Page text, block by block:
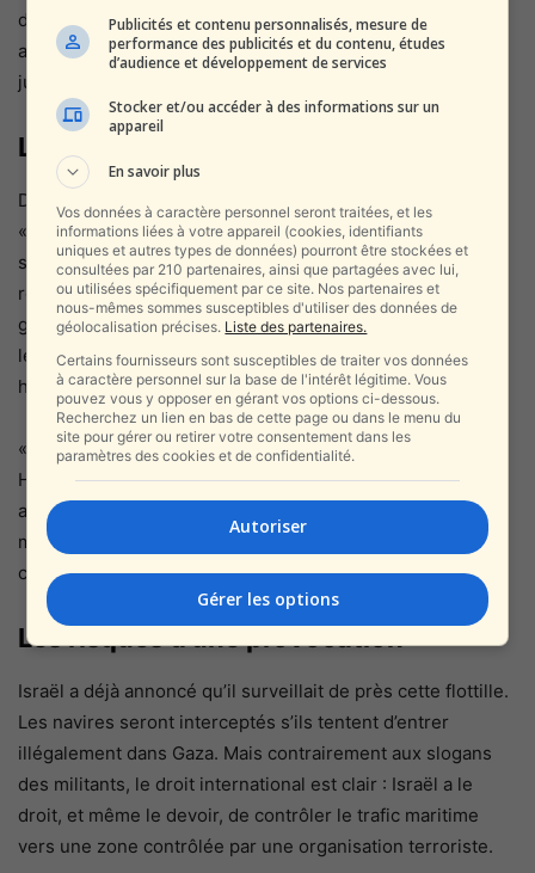
d’Assad. Gaza, en revanche, reste le terrain privilégié d’un
activisme sélectif qui vise toujours la même cible : l’État
juif.
Le vrai visage de Gaza
Dans le même temps, la propagande autour d’un prétendu
« blocus total » est mise en échec par les vidéos circulant
sur les réseaux sociaux : des supermarchés à Gaza
remplis de produits, une variété digne de n’importe quelle
grande surface de Tel-Aviv ou Paris. La famine décrite par
les ONG est largement exagérée, et de nombreux
habitants eux-mêmes dénoncent la manipulation.
« La soi-disant solidarité internationale ignore que le
Hamas détourne systématiquement l’aide humanitaire »,
analyse
manquent pas de nourriture, ils manquent de liberté –
celle que leur vole le Hamas. »
Les risques d’une provocation
Israël a déjà annoncé qu’il surveillait de près cette flottille.
Les navires seront interceptés s’ils tentent d’entrer
illégalement dans Gaza. Mais contrairement aux slogans
des militants, le droit international est clair : Israël a le
droit, et même le devoir, de contrôler le trafic maritime
vers une zone contrôlée par une organisation terroriste.
Publicités et contenu personnalisés, mesure de
performance des publicités et du contenu, études
d’audience et développement de services
Stocker et/ou accéder à des informations sur un
appareil
En savoir plus
Vos données à caractère personnel seront traitées, et les
informations liées à votre appareil (cookies, identifiants
uniques et autres types de données) pourront être stockées et
consultées par 210 partenaires, ainsi que partagées avec lui,
ou utilisées spécifiquement par ce site. Nos partenaires et
nous-mêmes sommes susceptibles d'utiliser des données de
géolocalisation précises. Liste des partenaires.
Certains fournisseurs sont susceptibles de traiter vos données
à caractère personnel sur la base de l'intérêt légitime. Vous
pouvez vous y opposer en gérant vos options ci-dessous.
Recherchez un lien en bas de cette page ou dans le menu du
site pour gérer ou retirer votre consentement dans les
paramètres des cookies et de confidentialité.
Autoriser
Gérer les options